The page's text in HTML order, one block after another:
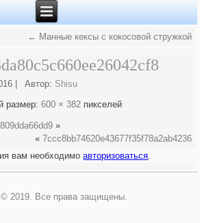
← Манные кексы с кокосовой стружкой
Автор: Shisu
размер: 600 × 382 пикселей
»
« 7ccc8bb74620e43677f35f78a2ab4236
вам необходимоавторизоваться.
2019. Все права защищены.